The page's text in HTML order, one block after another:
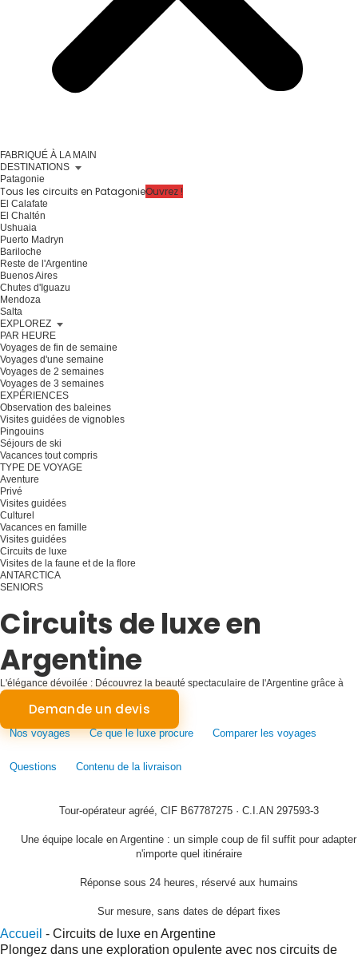
FABRIQUÉ À LA MAIN
DESTINATIONS
Patagonie
Tous les circuits en PatagonieOuvrez !
El Calafate
El Chaltén
Ushuaia
Puerto Madryn
Bariloche
Reste de l'Argentine
Buenos Aires
Chutes d'Iguazu
Mendoza
Salta
EXPLOREZ
PAR HEURE
Voyages de fin de semaine
Voyages d'une semaine
Voyages de 2 semaines
Voyages de 3 semaines
EXPÉRIENCES
Observation des baleines
Visites guidées de vignobles
Pingouins
Séjours de ski
Vacances tout compris
TYPE DE VOYAGE
Aventure
Privé
Visites guidées
Culturel
Vacances en famille
Visites guidées
Circuits de luxe
Visites de la faune et de la flore
ANTARCTICA
SENIORS
Circuits de luxe en
Argentine
L'élégance dévoilée : Découvrez la beauté spectaculaire de l'Argentine grâce à
des circuits exclusifs et luxueux.
Demande un devis
Nos voyages Ce que le luxe procure Comparer les voyages
Questions Contenu de la livraison
Tour-opérateur agréé, CIF B67787275 · C.I.AN 297593-3
Une équipe locale en Argentine : un simple coup de fil suffit pour adapter
n'importe quel itinéraire
Réponse sous 24 heures, réservé aux humains
Sur mesure, sans dates de départ fixes
Accueil - Circuits de luxe en Argentine
Plongez dans une exploration opulente avec nos circuits de